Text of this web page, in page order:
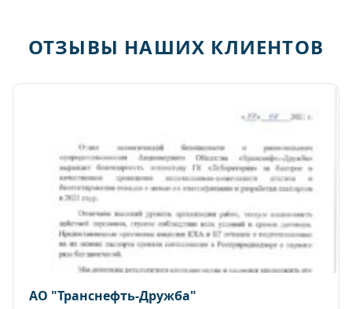
ОТЗЫВЫ НАШИХ КЛИЕНТОВ
АО "Транснефть-Дружба"